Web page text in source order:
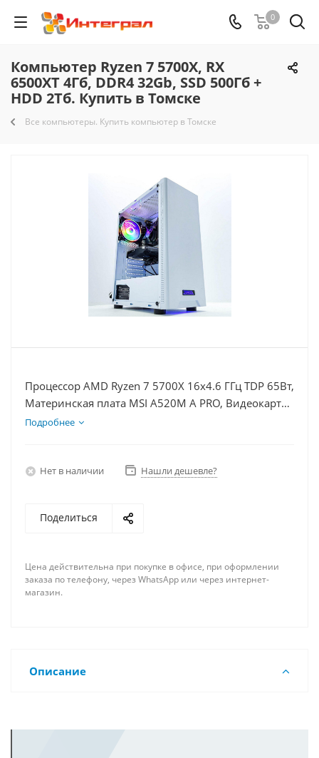
0
Компьютер Ryzen 7 5700X, RX
6500XT 4Гб, DDR4 32Gb, SSD 500Гб +
HDD 2Тб. Купить в Томске
Все компьютеры. Купить компьютер в Томске
Процессор AMD Ryzen 7 5700X 16x4.6 ГГц TDP 65Вт,
Материнская плата MSI A520M A PRO, Видеокарта
RX 6500XT 4Гб, Память DDR4 32Gb, Диски
Подробнее
Нет в наличии Нашли дешевле?
Поделиться
Цена действительна при покупке в офисе, при оформлении
заказа по телефону, через WhatsApp или через интернет-
магазин.
Описание